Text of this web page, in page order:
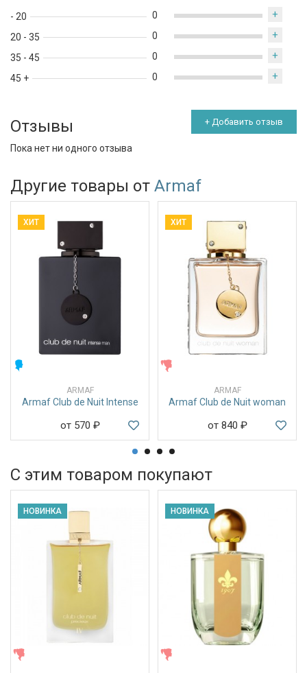
- 20
20 - 35
35 - 45
45 +
0 +
0 +
0 +
0 +
Отзывы + Добавить отзыв
Пока нет ни одного отзыва
Другие товары от Armaf
ХИТ
ARMAF
Armaf Club de Nuit Intense
от 570 ₽
ХИТ
ARMAF
Armaf Club de Nuit woman
от 840 ₽
С этим товаром покупают
НОВИНКА НОВИНКА